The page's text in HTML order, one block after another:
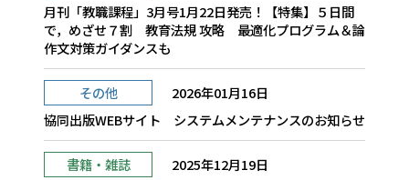
月刊「教職課程」3月号1月22日発売！【特集】５日間
で，めざせ７割 教育法規 攻略 最適化プログラム＆論
作文対策ガイダンスも
2026年01月16日
その他
協同出版WEBサイト システムメンテナンスのお知らせ
2025年12月19日
書籍・雑誌